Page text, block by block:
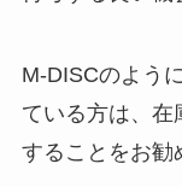
M-DISCのよう
ている方は、在
することをお勧